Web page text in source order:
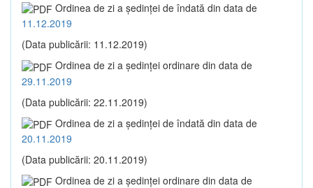
Ordinea de zi a şedinţei de îndată din data de
11.12.2019
(Data publicării: 11.12.2019)
Ordinea de zi a şedinţei ordinare din data de
29.11.2019
(Data publicării: 22.11.2019)
Ordinea de zi a şedinţei de îndată din data de
20.11.2019
(Data publicării: 20.11.2019)
Ordinea de zi a şedinţei ordinare din data de